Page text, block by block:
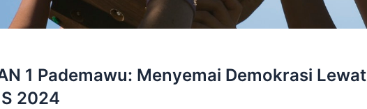
1 Pademawu: Menyemai Demokrasi Lewat
2024